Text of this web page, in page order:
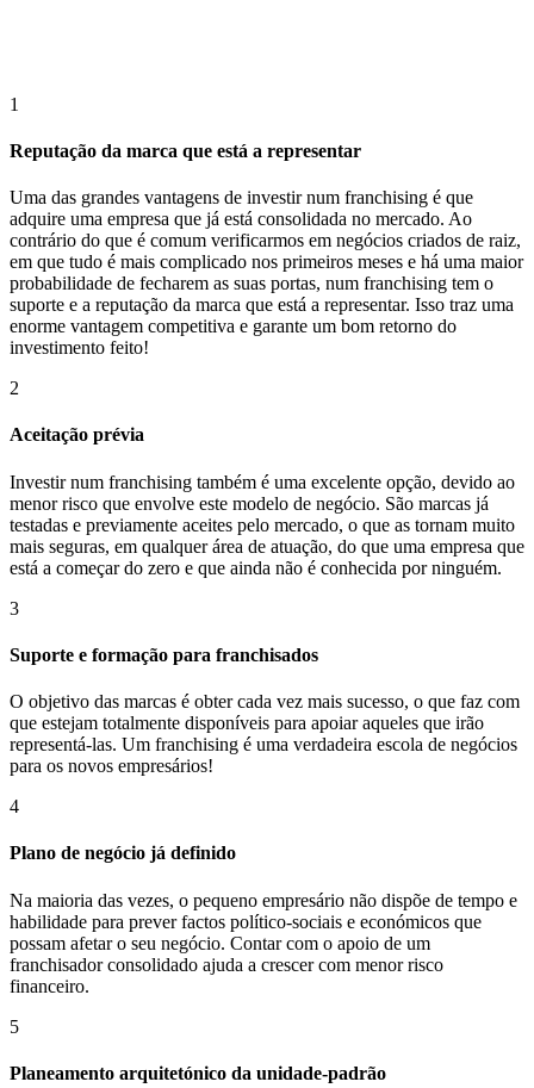
1
Reputação da marca que está a representar
Uma das grandes vantagens de investir num franchising é que
adquire uma empresa que já está consolidada no mercado. Ao
contrário do que é comum verificarmos em negócios criados de raiz,
em que tudo é mais complicado nos primeiros meses e há uma maior
probabilidade de fecharem as suas portas, num franchising tem o
suporte e a reputação da marca que está a representar. Isso traz uma
enorme vantagem competitiva e garante um bom retorno do
investimento feito!
2
Aceitação prévia
Investir num franchising também é uma excelente opção, devido ao
menor risco que envolve este modelo de negócio. São marcas já
testadas e previamente aceites pelo mercado, o que as tornam muito
mais seguras, em qualquer área de atuação, do que uma empresa que
está a começar do zero e que ainda não é conhecida por ninguém.
3
Suporte e formação para franchisados
O objetivo das marcas é obter cada vez mais sucesso, o que faz com
que estejam totalmente disponíveis para apoiar aqueles que irão
representá-las. Um franchising é uma verdadeira escola de negócios
para os novos empresários!
4
Plano de negócio já definido
Na maioria das vezes, o pequeno empresário não dispõe de tempo e
habilidade para prever factos político-sociais e económicos que
possam afetar o seu negócio. Contar com o apoio de um
franchisador consolidado ajuda a crescer com menor risco
financeiro.
5
Planeamento arquitetónico da unidade-padrão